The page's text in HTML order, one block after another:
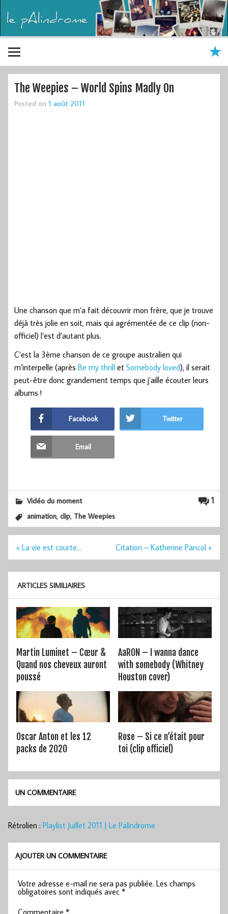
The Weepies – World Spins Madly On
Posted on 1 août 2011
Une chanson que m’a fait découvrir mon frère, que je trouve
déjà très jolie en soit, mais qui agrémentée de ce clip (non-
officiel) l’est d’autant plus.
C’est la 3ème chanson de ce groupe australien qui
m’interpelle (après Be my thrill et Somebody loved), il serait
peut-être donc grandement temps que j’aille écouter leurs
albums !
Facebook Twitter
Email
1
Vidéo du moment
animation,clip, The Weepies
Navigation
« La vie est courte… Citation – Katherine Pancol »
ARTICLES SIMILIAIRES
Martin Luminet – Cœur &
Quand nos cheveux auront
poussé
AaRON – I wanna dance
with somebody (Whitney
Houston cover)
Oscar Anton et les 12
packs de 2020
Rose – Si ce n’était pour
toi (clip officiel)
UN COMMENTAIRE
Rétrolien : Playlist Juillet 2011 | Le Palindrome
AJOUTER UN COMMENTAIRE
Votre adresse e-mail ne sera pas publiée. Les champs
obligatoires sont indiqués avec*